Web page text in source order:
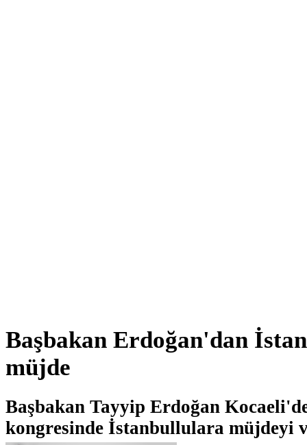
Başbakan Erdoğan'dan
müjde
Başbakan Tayyip Erdoğan
kongresinde İstanbullulara müjdeyi